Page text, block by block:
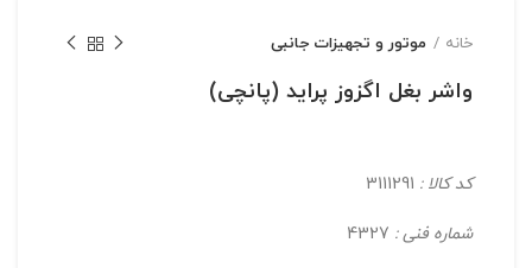
خانه موتور و تجهیزات جانبی
واشر بغل اگزوز پراید (پانچی)
کد کالا :
شماره فنی :